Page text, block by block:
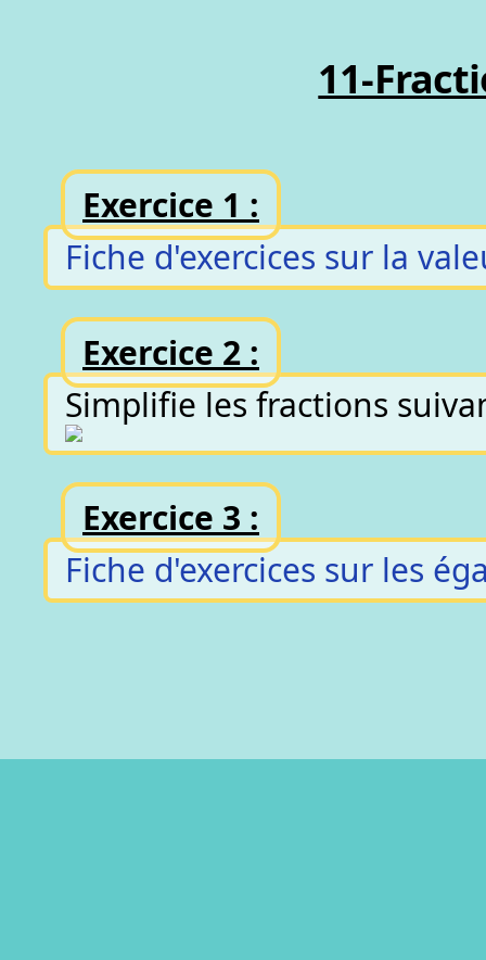
11-
Exercice 1 :
Fiche d'exercices sur la
Exercice 2 :
Simplifie les fractions
Exercice 3 :
Fiche d'exercices sur les